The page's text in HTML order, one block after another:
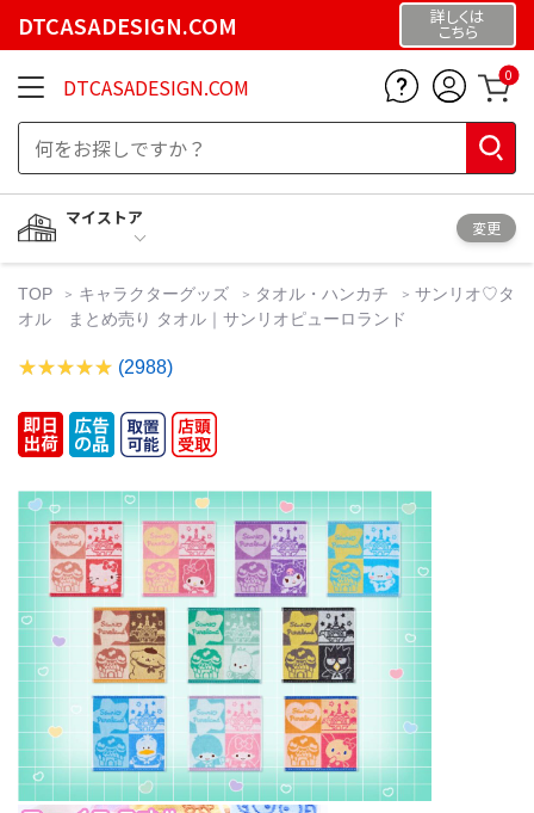
DTCASADESIGN.COM 詳しくは
こちら
DTCASADESIGN.COM 0
マイストア
変更
TOP キャラクターグッズ タオル・ハンカチ
サンリオ♡タ
オル まとめ売り タオル｜サンリオピューロランド
(2988)